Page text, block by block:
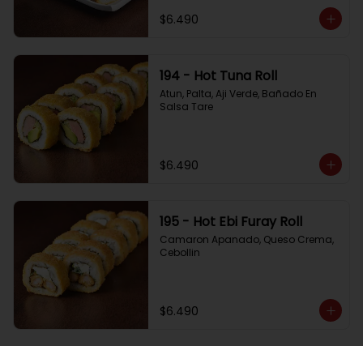
$6.490
194 - Hot Tuna Roll
Atun, Palta, Aji Verde, Bañado En
Salsa Tare
$6.490
195 - Hot Ebi Furay Roll
Camaron Apanado, Queso Crema,
Cebollin
$6.490